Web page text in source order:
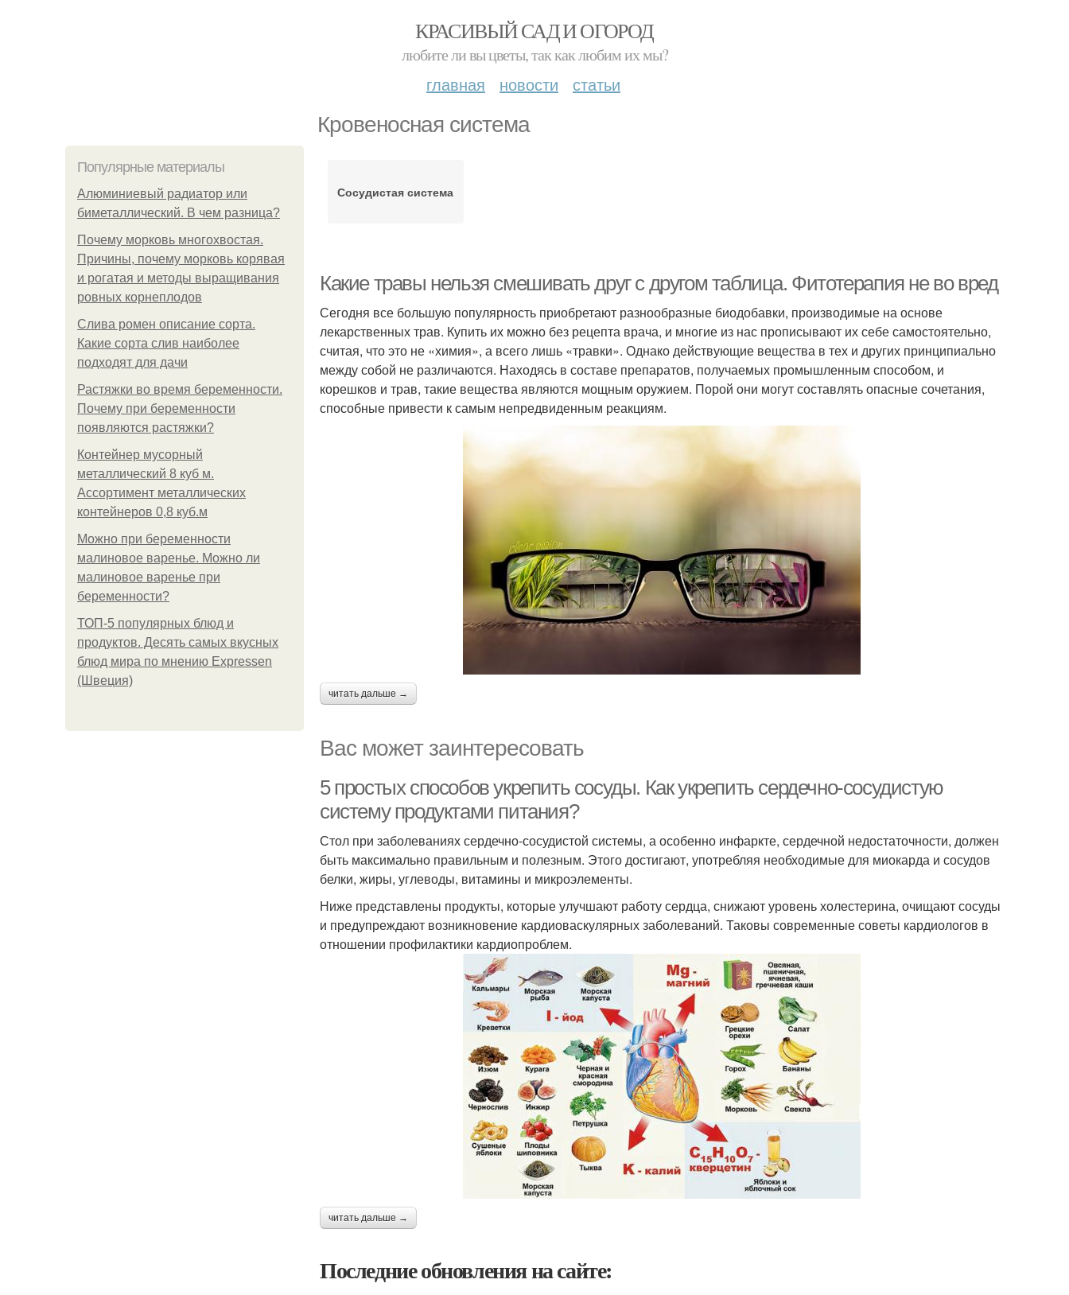
КРАСИВЫЙ САД И ОГОРОД
любите ли вы цветы, так как любим их мы?
главная новости статьи
Кровеносная система
Популярные материалы
Алюминиевый радиатор или
биметаллический. В чем разница?
Почему морковь многохвостая.
Причины, почему морковь корявая
и рогатая и методы выращивания
ровных корнеплодов
Слива ромен описание сорта.
Какие сорта слив наиболее
подходят для дачи
Растяжки во время беременности.
Почему при беременности
появляются растяжки?
Контейнер мусорный
металлический 8 куб м.
Ассортимент металлических
контейнеров 0,8 куб.м
Можно при беременности
малиновое варенье. Можно ли
малиновое варенье при
беременности?
ТОП-5 популярных блюд и
продуктов. Десять самых вкусных
блюд мира по мнению Expressen
(Швеция)
Сосудистая система
Какие травы нельзя смешивать друг с другом таблица. Фитотерапия не во вред
Сегодня все большую популярность приобретают разнообразные биодобавки, производимые на основе
лекарственных трав. Купить их можно без рецепта врача, и многие из нас прописывают их себе самостоятельно,
считая, что это не «химия», а всего лишь «травки». Однако действующие вещества в тех и других принципиально
между собой не различаются. Находясь в составе препаратов, получаемых промышленным способом, и
корешков и трав, такие вещества являются мощным оружием. Порой они могут составлять опасные сочетания,
способные привести к самым непредвиденным реакциям.
читать дальше →
Вас может заинтересовать
5 простых способов укрепить сосуды. Как укрепить сердечно-сосудистую
систему продуктами питания?
Стол при заболеваниях сердечно-сосудистой системы, а особенно инфаркте, сердечной недостаточности, должен
быть максимально правильным и полезным. Этого достигают, употребляя необходимые для миокарда и сосудов
белки, жиры, углеводы, витамины и микроэлементы.
Ниже представлены продукты, которые улучшают работу сердца, снижают уровень холестерина, очищают сосуды
и предупреждают возникновение кардиоваскулярных заболеваний. Таковы современные советы кардиологов в
отношении профилактики кардиопроблем.
читать дальше →
Последние обновления на сайте: